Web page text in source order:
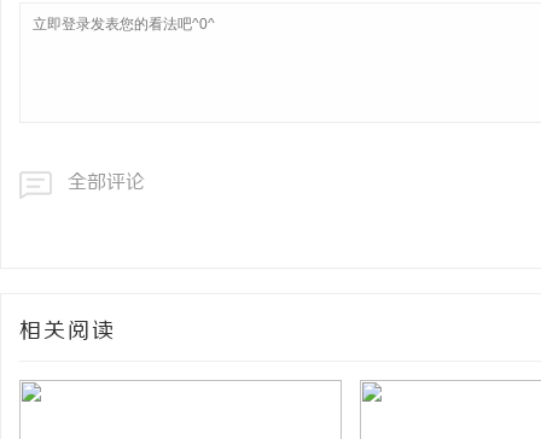
全部评论
相关阅读